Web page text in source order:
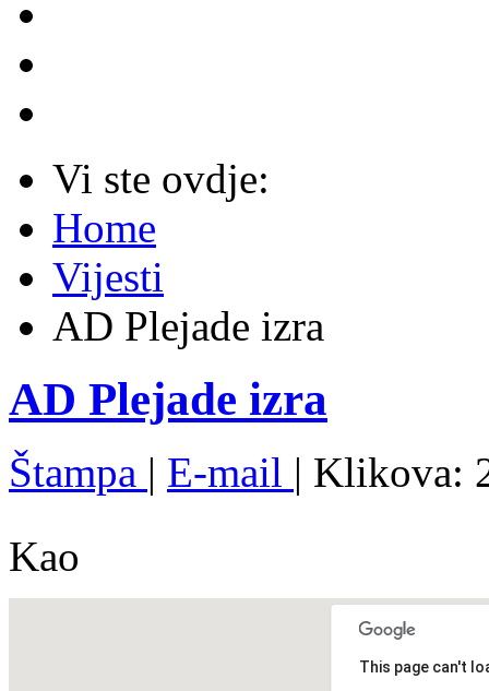
Vi ste ovdje:
Home
Vijesti
AD Plejade izra
AD Plejade izra
Štampa | E-mail | Klikova:
Kao
This page can't